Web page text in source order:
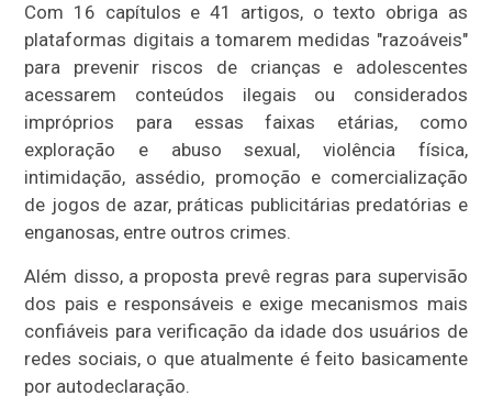
Com 16 capítulos e 41 artigos, o texto obriga as
plataformas digitais a tomarem medidas "razoáveis"
para prevenir riscos de crianças e adolescentes
acessarem conteúdos ilegais ou considerados
impróprios para essas faixas etárias, como
exploração e abuso sexual, violência física,
intimidação, assédio, promoção e comercialização
de jogos de azar, práticas publicitárias predatórias e
enganosas, entre outros crimes.
Além disso, a proposta prevê regras para supervisão
dos pais e responsáveis e exige mecanismos mais
confiáveis para verificação da idade dos usuários de
redes sociais, o que atualmente é feito basicamente
por autodeclaração.